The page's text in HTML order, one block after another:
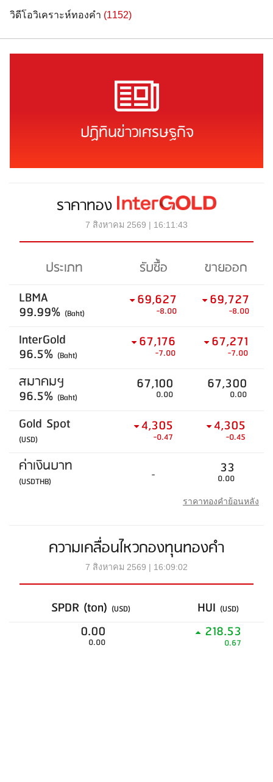
วิดีโอวิเคราะห์ทองคำ (1152)
ปฏิทินข่าวเศรษฐกิจ
ราคาทอง
7 สิงหาคม 2569 | 16:11:43
ประเภท รับซื้อ
ขายออก
LBMA
99.99% (Baht)
69,627
-8.00
69,727
-8.00
InterGold
96.5% (Baht)
67,176
-7.00
67,271
-7.00
สมาคมฯ
96.5% (Baht)
67,100
0.00
67,300
0.00
Gold Spot
(USD)
4,305
-0.47
4,305
-0.45
ค่าเงินบาท
(USDTHB) - 33
0.00
ราคาทองคำย้อนหลัง
ความเคลื่อนไหวกองทุนทองคำ
7 สิงหาคม 2569 | 16:09:02
SPDR (ton) (USD) HUI (USD)
0.00
0.00
218.53
0.67